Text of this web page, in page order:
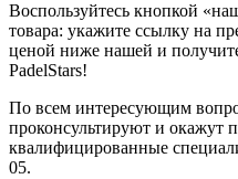
Воспользуйтесь кнопкой
товара: укажите ссылку на
ценой ниже нашей и
PadelStars!
По всем интересующим
проконсультируют и окажут
квалифицированные
05.